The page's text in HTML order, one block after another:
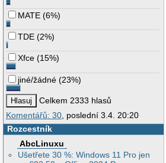
MATE (6%)
TDE (2%)
Xfce (15%)
jiné/žádné (23%)
Celkem 2333 hlasů
Komentářů: 30, poslední 3.4. 20:20
Rozcestník
AbcLinuxu
Ušetřete 30 %: Windows 11 Pro jen